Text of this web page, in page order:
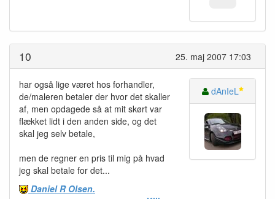
25. maj 2007 17:03
10
har også lige været hos forhandler,
de/maleren betaler der hvor det skaller
af, men opdagede så at mit skørt var
flækket lidt i den anden side, og det
skal jeg selv betale,
men de regner en pris til mig på hvad
jeg skal betale for det...
Daniel R Olsen.
dAnIeL